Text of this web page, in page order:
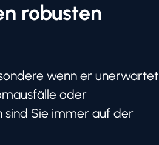
robusten
wenn er unerwartet
oder
Sie immer auf der